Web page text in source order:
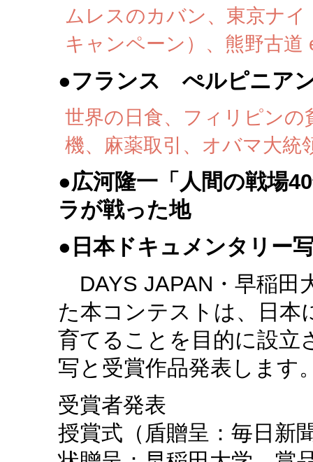
ムレスのカバン、東京ナ
キャンペーン）、熊野古道
●フランス ぺルピニア
世界の日食、フィリピンの
機、麻薬取引、オバマ大統
●広河隆一「人間の戦場
ラが戦った地
● 日本ドキュメンタリー
DAYS JAPAN・早稲田
た本コンテストは、日本
育てることを目的に設立
写と受賞作品発表します
受賞者発表
授賞式（盾贈呈：毎日新